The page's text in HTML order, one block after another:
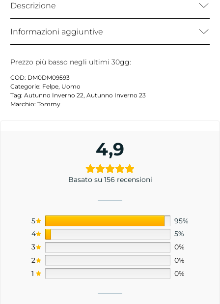
Descrizione
Informazioni aggiuntive
Prezzo più basso negli ultimi 30gg:
COD: DM0DM09593
Categorie: Felpe, Uomo
Tag: Autunno Inverno 22, Autunno Inverno 23
Marchio: Tommy
4,9
Basato su 156 recensioni
5
95%
4
5%
3
0%
2
0%
1
0%